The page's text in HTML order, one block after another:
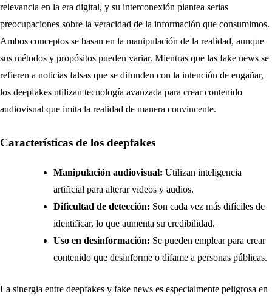
relevancia en la era digital, y su interconexión plantea serias
preocupaciones sobre la veracidad de la información que consumimos.
Ambos conceptos se basan en la manipulación de la realidad, aunque
sus métodos y propósitos pueden variar. Mientras que las fake news se
refieren a noticias falsas que se difunden con la intención de engañar,
los deepfakes utilizan tecnología avanzada para crear contenido
audiovisual que imita la realidad de manera convincente.
Características de los deepfakes
Manipulación audiovisual: Utilizan inteligencia
artificial para alterar videos y audios.
Dificultad de detección: Son cada vez más difíciles de
identificar, lo que aumenta su credibilidad.
Uso en desinformación: Se pueden emplear para crear
contenido que desinforme o difame a personas públicas.
La sinergia entre deepfakes y fake news es especialmente peligrosa en